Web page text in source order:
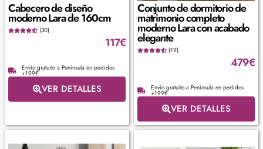
Cabecero de diseño
moderno Lara de 160cm
(30)
117€
Envío gratuito a Península en pedidos
+199€
VER DETALLES
Conjunto de dormitorio de
matrimonio completo
moderno Lara con acabado
elegante
(19)
479€
Envío gratuito a Península en pedidos
+199€
VER DETALLES